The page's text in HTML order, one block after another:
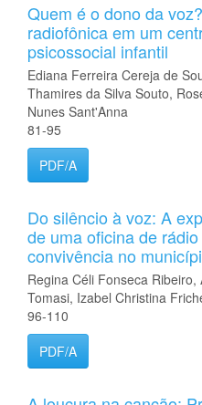
Quem é o dono da
radiofônica em um
psicossocial infantil
Ediana Ferreira Cereja de
Thamires da Silva Souto,
Nunes Sant'Anna
81-95
PDF/A
Do silêncio à voz: A
de uma oficina de
convivência no
Regina Céli Fonseca
Tomasi, Izabel Christina
96-110
PDF/A